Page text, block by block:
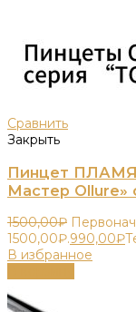
Сравнить
Закрыть
Пинцет ПЛАМЯ
Мастер Ollure»
1500,00₽
1500,00₽.990,00₽
В избранное